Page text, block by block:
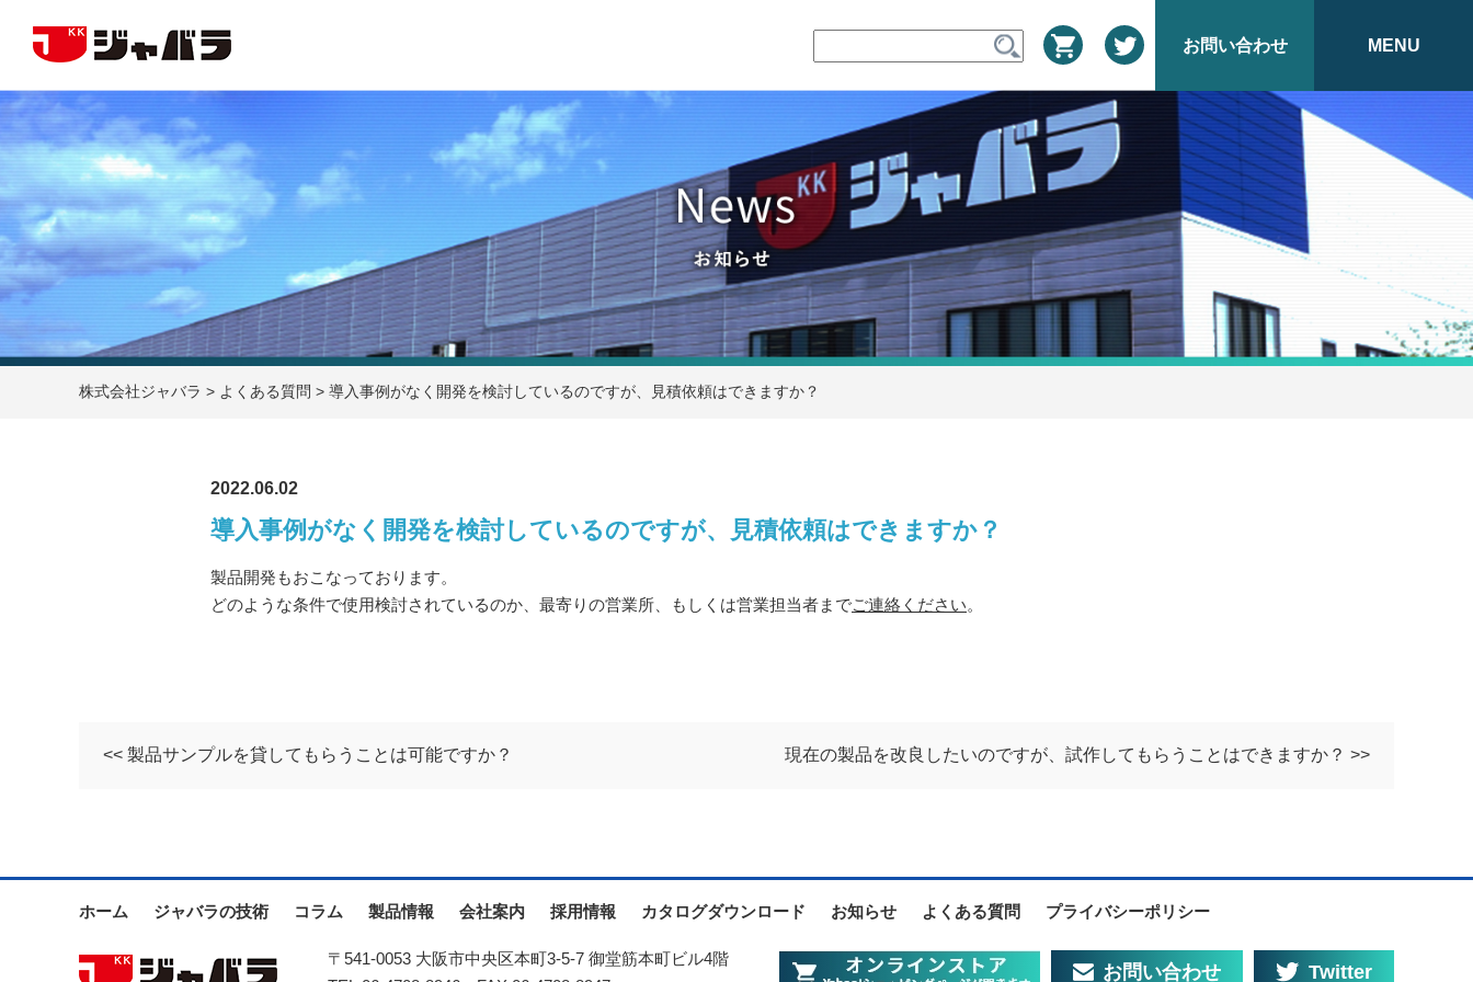
お問い合わせ MENU
株式会社ジャバラ > よくある質問 > 導入事例がなく開発を検討しているのですが、見積依頼はできますか？
2022.06.02
導入事例がなく開発を検討しているのですが、見積依頼はできますか？
製品開発もおこなっております。
どのような条件で使用検討されているのか、最寄りの営業所、もしくは営業担当者までご連絡ください。
<< 製品サンプルを貸してもらうことは可能ですか？ 現在の製品を改良したいのですが、試作してもらうことはできますか？ >>
ホーム ジャバラの技術 コラム 製品情報 会社案内 採用情報 カタログダウンロード お知らせ よくある質問 プライバシーポリシー
〒541-0053 大阪市中央区本町3-5-7 御堂筋本町ビル4階
お問い合わせ Twitter